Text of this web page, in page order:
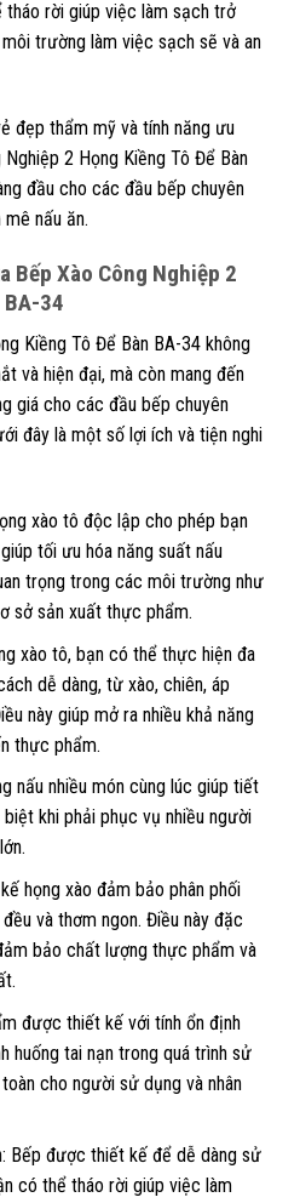
tháo rời giúp việc làm sạch trở
trường làm việc sạch sẽ và an
đẹp thẩm mỹ và tính năng ưu
2 Họng Kiềng Tô Để Bàn
đầu cho các đầu bếp chuyên
nấu ăn.
Bếp Xào Công Nghiệp 2
BA-34
Kiềng Tô Để Bàn BA-34 không
và hiện đại, mà còn mang đến
giá cho các đầu bếp chuyên
đây là một số lợi ích và tiện nghi
xào tô độc lập cho phép bạn
tối ưu hóa năng suất nấu
trọng trong các môi trường như
sở sản xuất thực phẩm.
xào tô, bạn có thể thực hiện đa
dễ dàng, từ xào, chiên, áp
này giúp mở ra nhiều khả năng
thực phẩm.
nấu nhiều món cùng lúc giúp tiết
khi phải phục vụ nhiều người
họng xào đảm bảo phân phối
và thơm ngon. Điều này đặc
bảo chất lượng thực phẩm và
được thiết kế với tính ổn định
huống tai nạn trong quá trình sử
cho người sử dụng và nhân
Bếp được thiết kế để dễ dàng sử
có thể tháo rời giúp việc làm